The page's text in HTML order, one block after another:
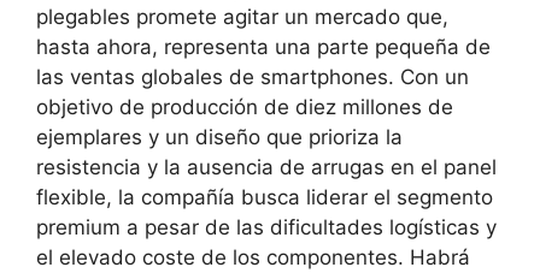
plegables promete agitar un mercado que,
hasta ahora, representa una parte pequeña de
las ventas globales de smartphones. Con un
objetivo de producción de diez millones de
ejemplares y un diseño que prioriza la
resistencia y la ausencia de arrugas en el panel
flexible, la compañía busca liderar el segmento
premium a pesar de las dificultades logísticas y
el elevado coste de los componentes. Habrá